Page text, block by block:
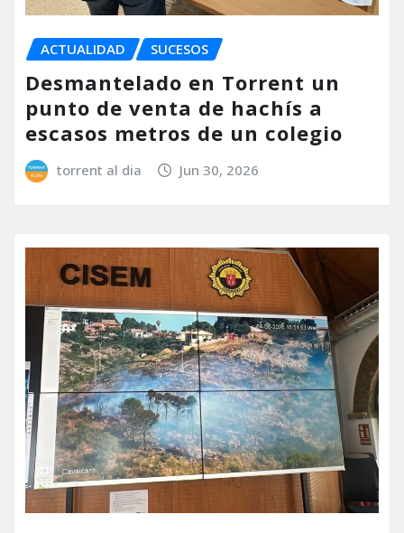
ACTUALIDAD SUCESOS
Desmantelado en Torrent un
punto de venta de hachís a
escasos metros de un colegio
torrent al dia Jun 30, 2026